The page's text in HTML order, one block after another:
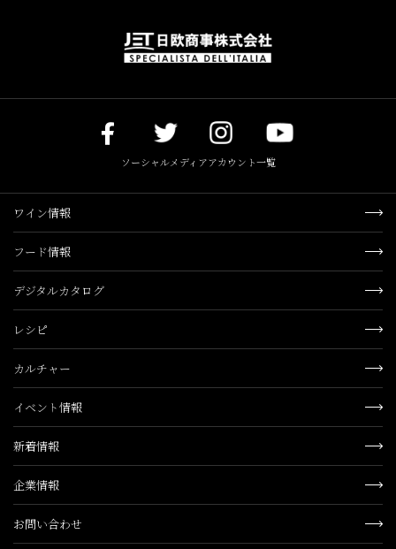
ソーシャルメディアアカウント一覧
ワイン情報
フード情報
デジタルカタログ
レシピ
カルチャー
イベント情報
新着情報
企業情報
お問い合わせ